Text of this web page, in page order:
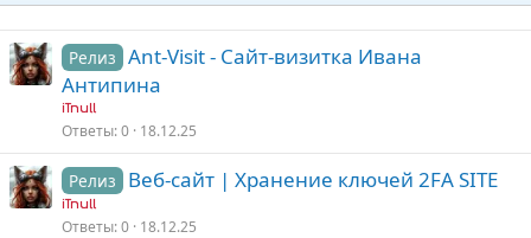
Релиз Ant-Visit - Сайт-визитка Ивана
Антипина
iTnull
Ответы 0 18.12.25
Релиз Веб-сайт | Хранение ключей 2FA SITE
iTnull
Ответы 0 18.12.25